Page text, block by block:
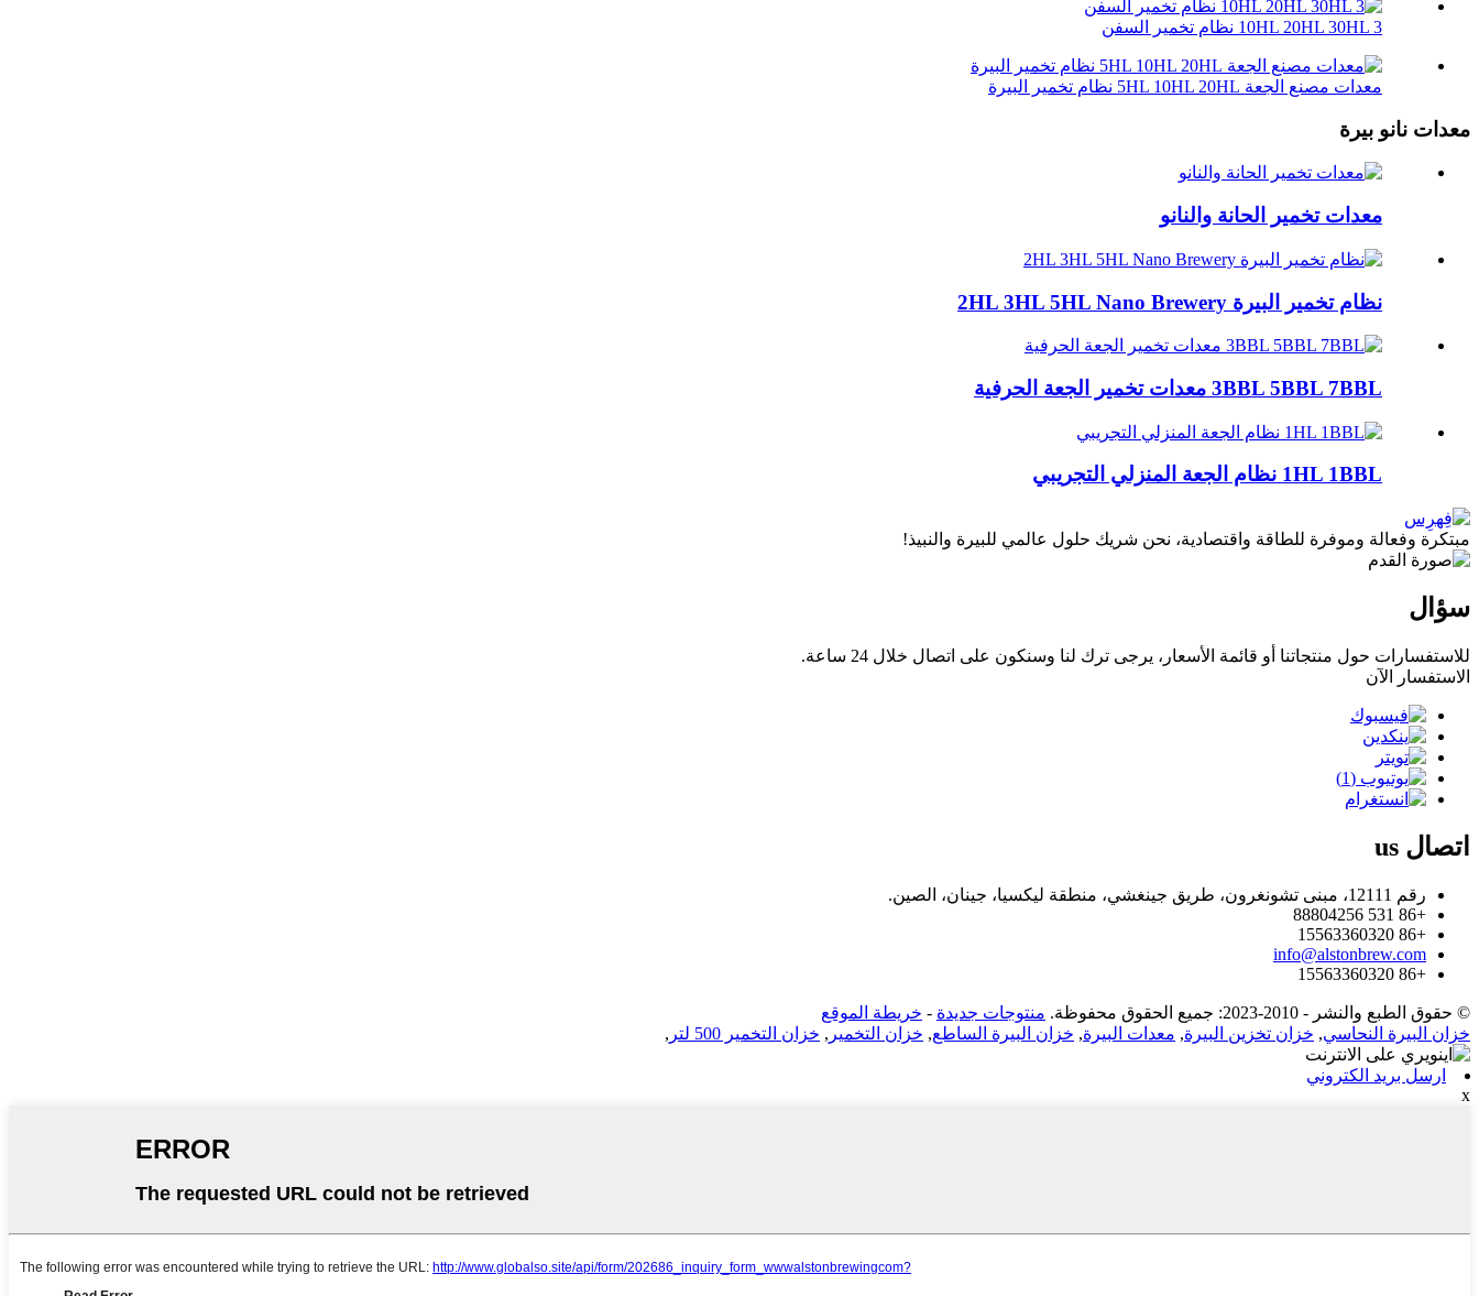
10HL 20HL 30HL 3 نظام تخمير السفن
معدات مصنع الجعة 5HL 10HL 20HL نظام تخمير البيرة
معدات نانو بيرة
معدات تخمير الحانة والنانو
نظام تخمير البيرة 2HL 3HL 5HL Nano Brewery
3BBL 5BBL 7BBL معدات تخمير الجعة الحرفية
1HL 1BBL نظام الجعة المنزلي التجريبي
مبتكرة وفعالة وموفرة للطاقة واقتصادية، نحن شريك حلول عالمي للبيرة والنبيذ!
سؤال
للاستفسارات حول منتجاتنا أو قائمة الأسعار، يرجى ترك لنا وسنكون على اتصال خلال 24 ساعة.
الاستفسار الآن
اتصال
رقم 12111، مبنى تشونغرون، طريق جينغشي، منطقة ليكسيا، جينان، الصين.
+86 531 88804256
+86 15563360320
info@alstonbrew.com
+86 15563360320
© حقوق الطبع والنشر - 2010-2023: جميع الحقوق محفوظة. منتوجات جديدة - خريطة الموقع
خزان البيرة النحاسي, خزان تخزين البيرة, معدات البيرة, خزان البيرة الساطع, خزان التخمير , خزان التخمير 500 لتر ,
ارسل بريد الكتروني
x